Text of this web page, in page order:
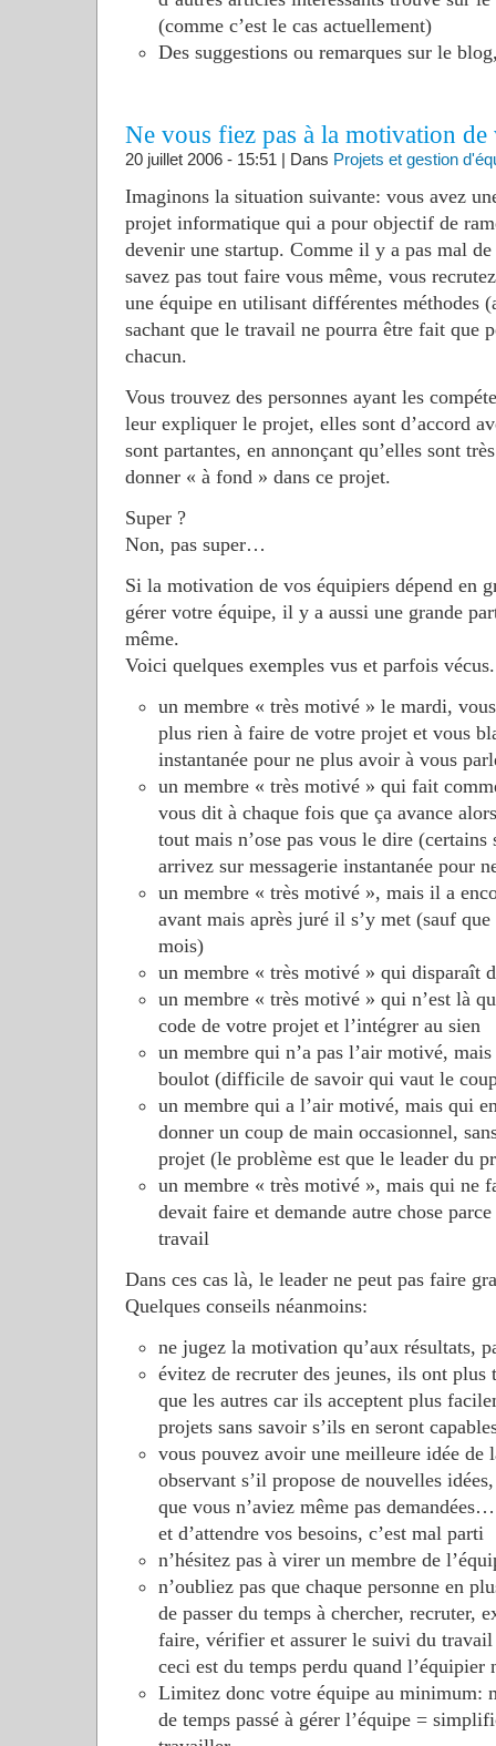
(comme c’est le cas actuellement)
Des suggestions ou remarques sur le
Ne vous fiez pas à la motivation de
20 juillet 2006 - 15:51 | Dans Projets et gestion
Imaginons la situation suivante: vous avez
projet informatique qui a pour objectif de
devenir une startup. Comme il y a pas mal
savez pas tout faire vous même, vous
une équipe en utilisant différentes méthodes
sachant que le travail ne pourra être fait que
chacun.
Vous trouvez des personnes ayant les
leur expliquer le projet, elles sont d’accord
sont partantes, en annonçant qu’elles sont
donner « à fond » dans ce projet.
Super ?
Non, pas super…
Si la motivation de vos équipiers dépend en
gérer votre équipe, il y a aussi une grande
même.
Voici quelques exemples vus et parfois vécus.
un membre « très motivé » le mardi,
plus rien à faire de votre projet et vous
instantanée pour ne plus avoir à vous
un membre « très motivé » qui fait
vous dit à chaque fois que ça avance
tout mais n’ose pas vous le dire (certains
arrivez sur messagerie instantanée pour
un membre « très motivé », mais il a
avant mais après juré il s’y met (sauf
mois)
un membre « très motivé » qui disparaît
un membre « très motivé » qui n’est là
code de votre projet et l’intégrer au sien
un membre qui n’a pas l’air motivé,
boulot (difficile de savoir qui vaut le
un membre qui a l’air motivé, mais qui
donner un coup de main occasionnel,
projet (le problème est que le leader du
un membre « très motivé », mais qui ne
devait faire et demande autre chose
travail
Dans ces cas là, le leader ne peut pas faire
Quelques conseils néanmoins:
ne jugez la motivation qu’aux résultats,
évitez de recruter des jeunes, ils ont plus
que les autres car ils acceptent plus
projets sans savoir s’ils en seront
vous pouvez avoir une meilleure idée de
observant s’il propose de nouvelles
que vous n’aviez même pas
et d’attendre vos besoins, c’est mal parti
n’hésitez pas à virer un membre de
n’oubliez pas que chaque personne en
de passer du temps à chercher, recruter,
faire, vérifier et assurer le suivi du travail
ceci est du temps perdu quand l’équipier
Limitez donc votre équipe au minimum:
de temps passé à gérer l’équipe =